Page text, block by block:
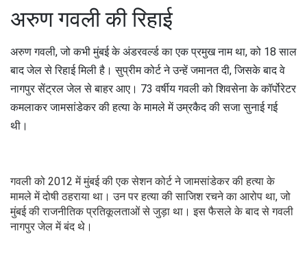
अरुण गवली की रिहाई
अरुण गवली, जो कभी मुंबई के अंडरवर्ल्ड का एक प्रमुख नाम था, को 18 साल
बाद जेल से रिहाई मिली है। सुप्रीम कोर्ट ने उन्हें जमानत दी, जिसके बाद वे
नागपुर सेंट्रल जेल से बाहर आए। 73 वर्षीय गवली को शिवसेना के कॉर्पोरेटर
कमलाकर जामसांडेकर की हत्या के मामले में उम्रकैद की सजा सुनाई गई
थी।
गवली को 2012 में मुंबई की एक सेशन कोर्ट ने जामसांडेकर की हत्या के
मामले में दोषी ठहराया था। उन पर हत्या की साजिश रचने का आरोप था, जो
मुंबई की राजनीतिक प्रतिकूलताओं से जुड़ा था। इस फैसले के बाद से गवली
नागपुर जेल में बंद थे।